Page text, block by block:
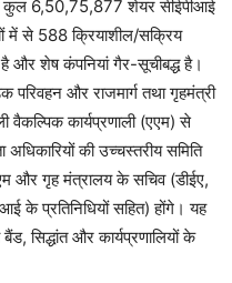
6,50,75,877 शेयर सीईपीआई
में से 588 क्रियाशील/सक्रिय
और शेष कंपनियां गैर-सूचीबद्ध है।
और राजमार्ग तथा गृहमंत्री
वैकल्पिक कार्यप्रणाली (एएम) से
अधिकारियों की उच्चस्तरीय समिति
और गृह मंत्रालय के सचिव (डीईए,
के प्रतिनिधियों सहित) होंगे। यह
सिद्धांत और कार्यप्रणालियों के